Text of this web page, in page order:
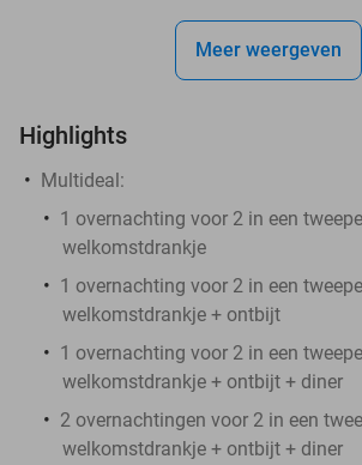
Meer weergeven
Highlights
Multideal:
1 overnachting voor 2 in een
welkomstdrankje
1 overnachting voor 2 in een
welkomstdrankje + ontbijt
1 overnachting voor 2 in een
welkomstdrankje + ontbijt + diner
2 overnachtingen voor 2 in een
welkomstdrankje + ontbijt + diner